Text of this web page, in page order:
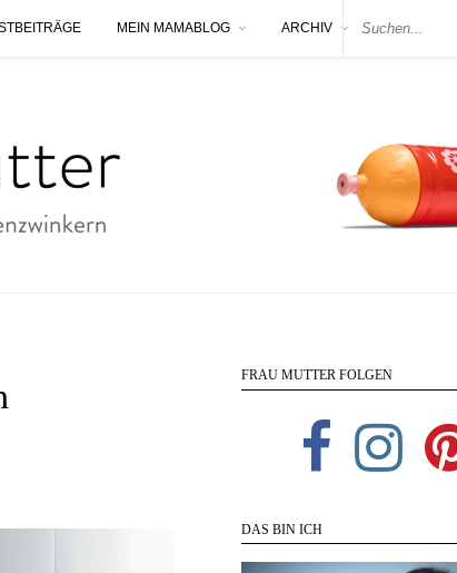
MEIN MAMABLOG ARCHIV
FRAU MUTTER FOLGEN
DAS BIN ICH